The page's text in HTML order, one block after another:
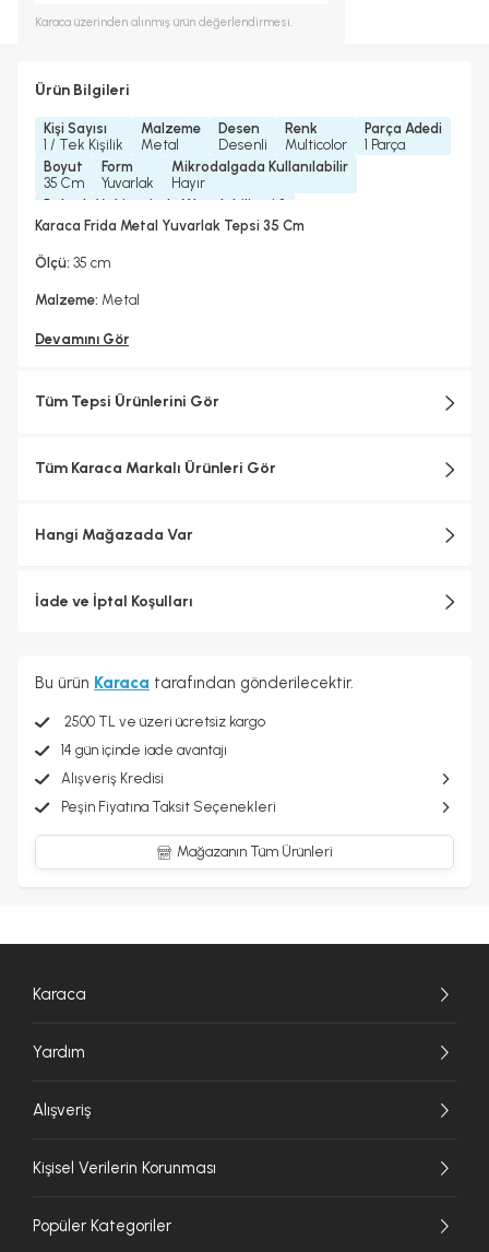
Karaca üzerinden alınmış ürün değerlendirmesi.
Ürün Bilgileri
Kişi Sayısı
1 / Tek Kişilik
Malzeme
Metal
Desen
Desenli
Renk
Multicolor
Parça Adedi
1 Parça
Boyut
35 Cm
Form
Yuvarlak
Mikrodalgada Kullanılabilir
Hayır
Bulaşık Makinesinde Yıkanılabilir mi ?
Elde Yıkama Önerilir
Hayır
Karaca Frida Metal Yuvarlak Tepsi 35 Cm
Ölçü: 35 cm
Malzeme: Metal
Devamını Gör
Tüm Tepsi Ürünlerini Gör
Tüm Karaca Markalı Ürünleri Gör
Hangi Mağazada Var
İade ve İptal Koşulları
Bu ürün Karaca tarafından gönderilecektir.
2500 TL ve üzeri ücretsiz kargo
14 gün içinde iade avantajı
Alışveriş Kredisi
Peşin Fiyatına Taksit Seçenekleri
Mağazanın Tüm Ürünleri
Karaca
Yardım
Alışveriş
Kişisel Verilerin Korunması
Popüler Kategoriler